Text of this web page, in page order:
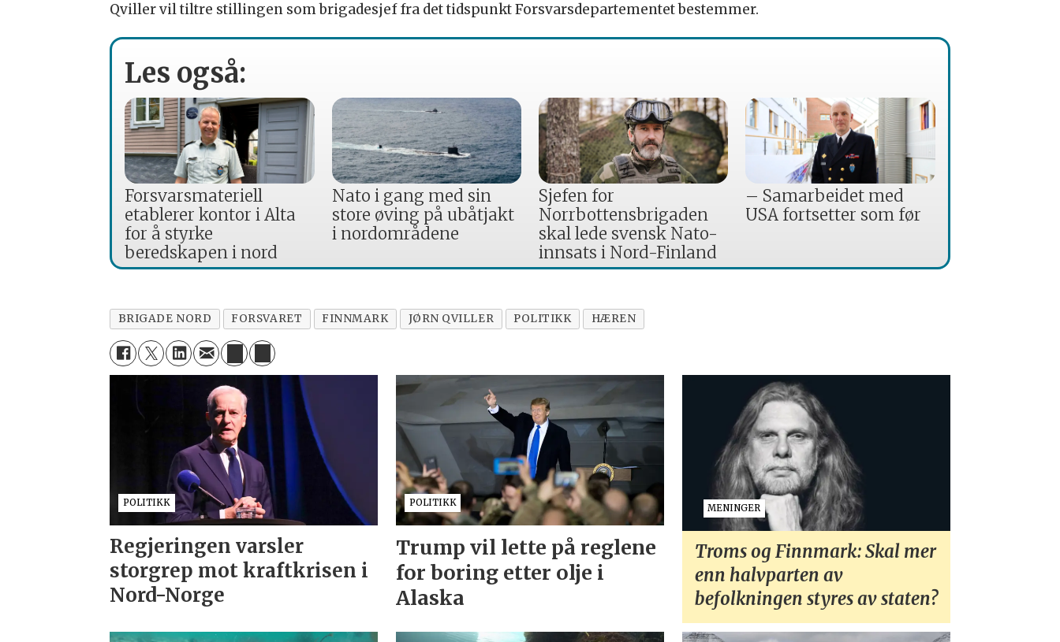
Qviller vil tiltre stillingen som brigadesjef fra det tidspunkt Forsvarsdepartementet bestemmer.
Les også:
Forsvarsmateriell
etablerer kontor i Alta
for å styrke
beredskapen i nord
Nato i gang med sin
store øving på ubåtjakt
i nordområdene
Sjefen for
Norrbottensbrigaden
skal lede svensk Nato-
innsats i Nord-Finland
– Samarbeidet med
USA fortsetter som før
BRIGADE NORD FORSVARET FINNMARK JØRN QVILLER POLITIKK HÆREN
POLITIKK
Regjeringen varsler
storgrep mot kraftkrisen i
Nord-Norge
POLITIKK
Trump vil lette på reglene
for boring etter olje i
Alaska
MENINGER
Troms og Finnmark: Skal mer
enn halvparten av
befolkningen styres av staten?